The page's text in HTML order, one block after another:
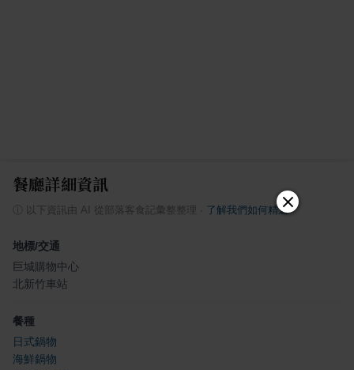
餐廳詳細資訊
ⓘ 以下資訊由 AI 從部落客食記彙整整理 了解我們如何精選
地標/交通
巨城購物中心
北新竹車站
餐種
日式鍋物
海鮮鍋物